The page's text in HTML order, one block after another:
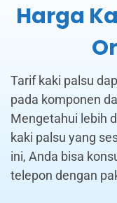
Harga
Tarif kaki palsu
pada komponen
Mengetahui lebih
kaki palsu yang
ini, Anda bisa
telepon dengan